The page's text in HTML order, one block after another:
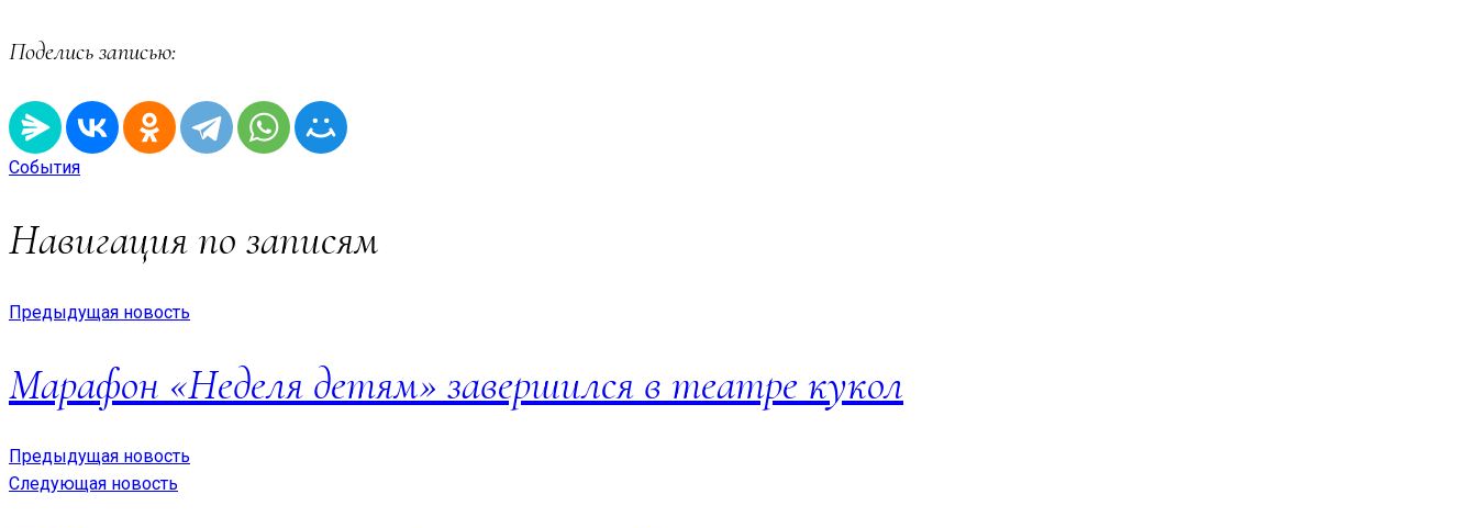
Поделись записью:
События
Навигация по записям
Предыдущая новость
Марафон «Неделя детям» завершился в театре кукол
Предыдущая новость
Следующая новость